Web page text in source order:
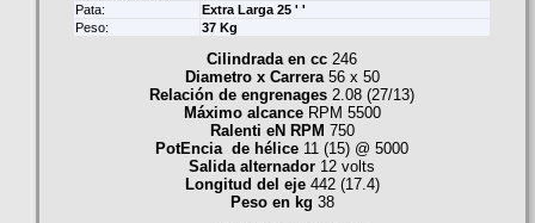
Pata:
Extra Larga 25 ' '
Peso:
37 Kg
Cilindrada en cc 246
Diametro x Carrera 56 x 50
Relación de engrenages 2.08 (27/13)
Máximo alcanceRPM 5500
Ralenti eN RPM 750
PotEncia de hélice 11 (15) @ 5000
Salida alternador 12 volts
Longitud del eje 442 (17.4)
Peso en kg 38